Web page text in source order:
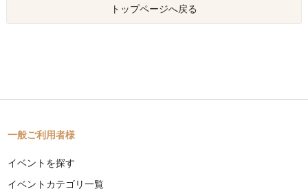
トップページへ戻る
一般ご利用者様
イベントを探す
イベントカテゴリ一覧